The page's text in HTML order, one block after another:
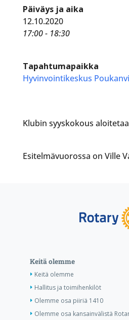
Päiväys ja aika
12.10.2020
17:00 - 18:30
Tapahtumapaikka
Hyvinvointikeskus
Klubin syyskokous
Esitelmävuorossa on Ville
Keitä olemme
Keitä olemme
Hallitus ja toimihenkilöt
Olemme osa piiriä 1410
Olemme osa kansainvälistä